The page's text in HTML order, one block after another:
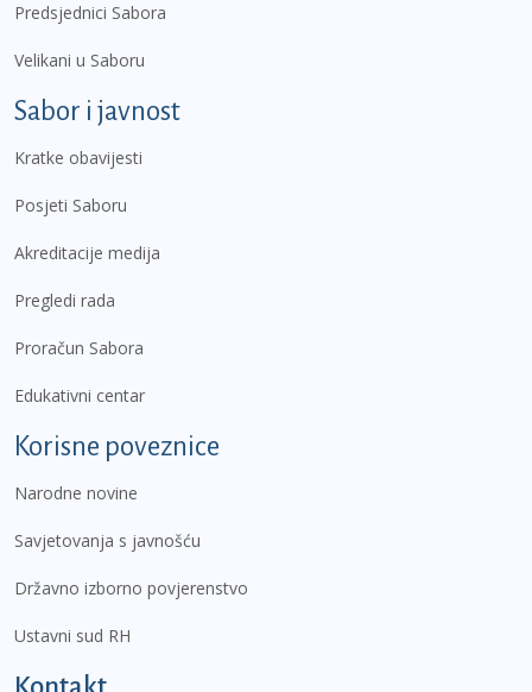
Predsjednici Sabora
Velikani u Saboru
Sabor i javnost
Kratke obavijesti
Posjeti Saboru
Akreditacije medija
Pregledi rada
Proračun Sabora
Edukativni centar
Korisne poveznice
Narodne novine
Savjetovanja s javnošću
Državno izborno povjerenstvo
Ustavni sud RH